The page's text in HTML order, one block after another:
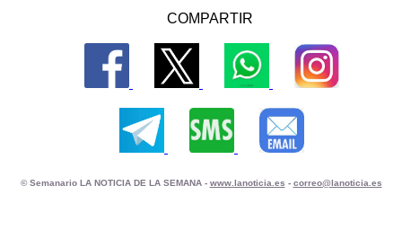
COMPARTIR
© Semanario LA NOTICIA DE LA SEMANA - www.lanoticia.es - correo@lanoticia.es